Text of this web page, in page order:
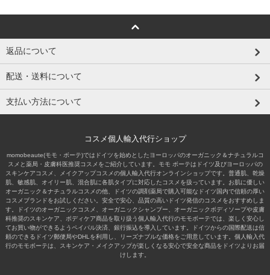
返品について
配送・送料について
支払い方法について
コスメ個人輸入代行ショップ
momobeaute(モモ・ボーテ)ではドイツを始めとしたヨーロッパのオーガニック＆ナチュラルコ
スメと薬局・皮膚科医推奨コスメをご紹介しています。モモ ボーテはドイツ及びヨーロッパの
スキンケアコスメ、メイクアップコスメの個人輸入代行オンラインショップです。普通肌、乾燥
肌、敏感肌、オイリー肌、混合肌に各肌タイプに対応したコスメを扱っています。お肌に優しい
オーガニック＆ナチュラルコスメの他、ドイツの調剤薬局で購入可能なドイツ国内で信頼の厚い
コスメブランドをお試しください。安全で安心、品質の高いドイツ発信のコスメをおすすめしま
す。ドイツのオーガニックコスメ、オーガニックシャンプー、オーガニックボディソープや皮膚
科推奨のスキンケア、ボディケア商品を取り扱う個人輸入代行のモモボーテでは、楽しく安心し
てお買い物ができるようペイパル決済、銀行振込を導入しています。ドイツからの国際配送は信
頼のできるドイツ郵便局やDHLを利用し、リーズナブルな価格をご用意しています。個人輸入代
行のモモボーテは、スキンケア・メイクアップが楽しくなる安心で安全な商品をドイツよりお届
けします。